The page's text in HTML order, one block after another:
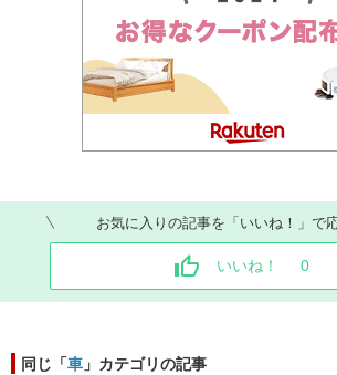
お気に入りの記事を「いいね！」で
いいね！ 0
同じ「車 」カテゴリの記事